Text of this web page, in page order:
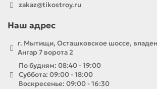
zakaz@tikostroy.ru
Наш адрес
г. Мытищи, Осташковское шоссе,
Ангар 7 ворота 2
По будням: 08:40 - 19:00
Суббота: 09:00 - 18:00
Воскресенье: 09:00 - 16:30